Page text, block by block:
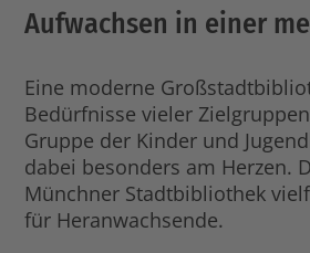
Aufwachsen in einer
Eine moderne
Bedürfnisse vieler
Gruppe der Kinder und
dabei besonders am Herzen.
Münchner Stadtbibliothek
für Heranwachsende.